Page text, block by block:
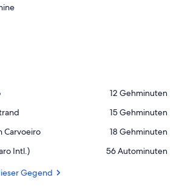
‪12 Gehminuten‬
‪15 Gehminuten‬
Carvoeiro
‪18 Gehminuten‬
Intl.)
‪56 Autominuten‬
Gegend